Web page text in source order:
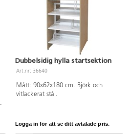
Dubbelsidig hylla startsektion
Art.nr: 36640
Mått: 90x62x180 cm. Björk och
vitlackerat stål.
Logga in för att se ditt avtalade pris.